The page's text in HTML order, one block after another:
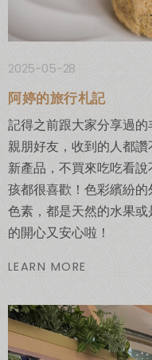
2025-05-28
阿婷的旅行札記
記得之前跟大家分享過
親朋好友，收到的人都
新產品，不買來吃吃看
孩都很喜歡！色彩繽紛
色素，都是天然的水果
的開心又安心啦！
LEARN MORE